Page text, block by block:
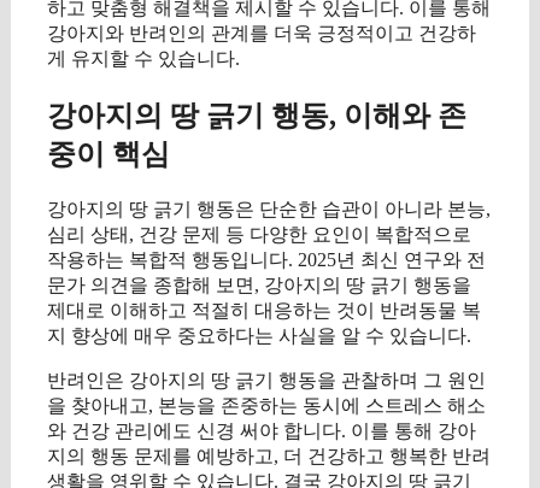
하고 맞춤형 해결책을 제시할 수 있습니다. 이를 통해
강아지와 반려인의 관계를 더욱 긍정적이고 건강하
게 유지할 수 있습니다.
강아지의 땅 긁기 행동, 이해와 존
중이 핵심
강아지의 땅 긁기 행동은 단순한 습관이 아니라 본능,
심리 상태, 건강 문제 등 다양한 요인이 복합적으로
작용하는 복합적 행동입니다. 2025년 최신 연구와 전
문가 의견을 종합해 보면, 강아지의 땅 긁기 행동을
제대로 이해하고 적절히 대응하는 것이 반려동물 복
지 향상에 매우 중요하다는 사실을 알 수 있습니다.
반려인은 강아지의 땅 긁기 행동을 관찰하며 그 원인
을 찾아내고, 본능을 존중하는 동시에 스트레스 해소
와 건강 관리에도 신경 써야 합니다. 이를 통해 강아
지의 행동 문제를 예방하고, 더 건강하고 행복한 반려
생활을 영위할 수 있습니다. 결국 강아지의 땅 긁기